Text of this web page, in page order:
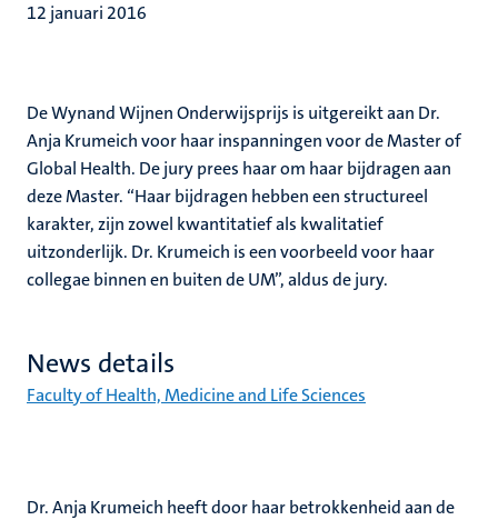
12 januari 2016
De Wynand Wijnen Onderwijsprijs is uitgereikt aan Dr.
Anja Krumeich voor haar inspanningen voor de Master of
Global Health. De jury prees haar om haar bijdragen aan
deze Master. “Haar bijdragen hebben een structureel
karakter, zijn zowel kwantitatief als kwalitatief
uitzonderlijk. Dr. Krumeich is een voorbeeld voor haar
collegae binnen en buiten de UM”, aldus de jury.
News details
Faculty of Health, Medicine and Life Sciences
Dr. Anja Krumeich heeft door haar betrokkenheid aan de